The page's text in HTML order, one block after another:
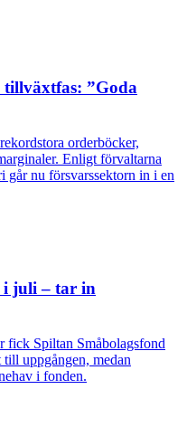
”Goda
orderböcker,
Enligt förvaltarna
går nu försvarssektorn in i en
i juli – tar in
fick Spiltan Småbolagsfond
uppgången, medan
i fonden.